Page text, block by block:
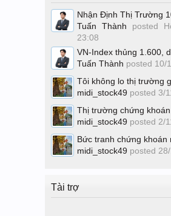
Nhận Định Thị Trường
Tuấn Thành posted
23:08
VN-Index thủng 1.600,
Tuấn Thành posted 10/
Tôi không lo thị trường
midi_stock49 posted 3/
Thị trường chứng khoán
midi_stock49 posted 2/
Bức tranh chứng khoán
midi_stock49 posted
Tài trợ